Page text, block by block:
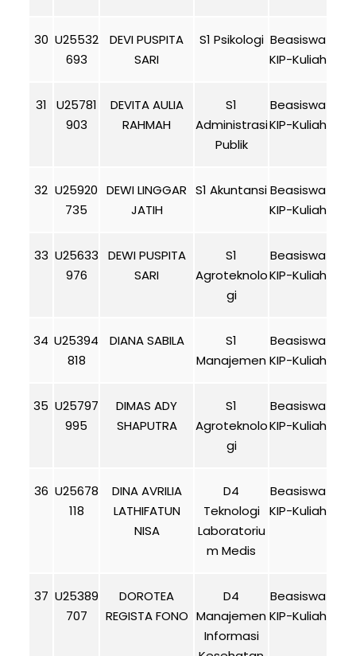
30 U25532
693
DEVI PUSPITA
SARI
S1 Psikologi Beasiswa
KIP-Kuliah
31
U25781
903
DEVITA AULIA
RAHMAH
S1
Administrasi
Publik
Beasiswa
KIP-Kuliah
32 U25920
735
DEWI LINGGAR
JATIH
S1 AkuntansiBeasiswa
KIP-Kuliah
33 U25633
976
DEWI PUSPITA
SARI
S1
Agroteknolo
gi
Beasiswa
KIP-Kuliah
34 U25394
818
DIANA SABILA
S1
Manajemen
Beasiswa
KIP-Kuliah
35 U25797
995
DIMAS ADY
SHAPUTRA
S1
Agroteknolo
gi
Beasiswa
KIP-Kuliah
36 U25678
118
DINA AVRILIA
LATHIFATUN
NISA
D4
Teknologi
Laboratoriu
m Medis
Beasiswa
KIP-Kuliah
37 U25389
707
DOROTEA
REGISTA FONO
D4
Manajemen
Informasi
Beasiswa
KIP-Kuliah